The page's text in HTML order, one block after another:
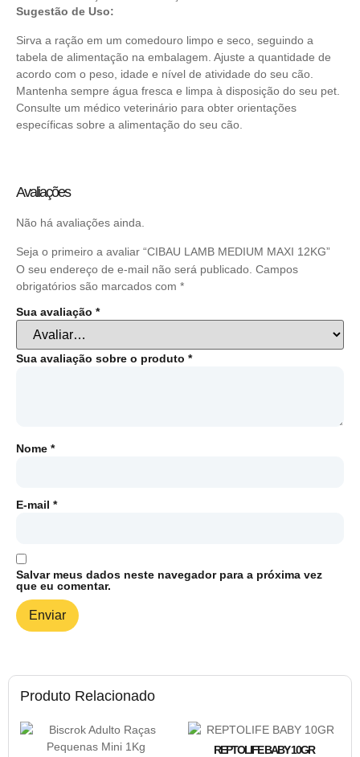
Produto Relacionado
REPTOLIFE BABY 10GR
Sugestão de Uso:
Sirva a ração em um comedouro limpo e seco, seguindo a
tabela de alimentação na embalagem. Ajuste a quantidade de
acordo com o peso, idade e nível de atividade do seu cão.
Mantenha sempre água fresca e limpa à disposição do seu pet.
Consulte um médico veterinário para obter orientações
específicas sobre a alimentação do seu cão.
Avaliações
Não há avaliações ainda.
Seja o primeiro a avaliar “CIBAU LAMB MEDIUM MAXI 12KG”
O seu endereço de e-mail não será publicado. Campos
obrigatórios são marcados com *
Sua avaliação *
Sua avaliação sobre o produto *
Nome *
E-mail *
Salvar meus dados neste navegador para a próxima vez
que eu comentar.